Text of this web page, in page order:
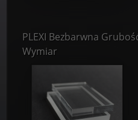
PLEXI Bezbarwna
Wymiar